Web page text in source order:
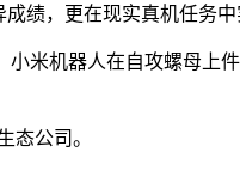
绩，更在现实真机任务中
米机器人在自攻螺母上
态公司。